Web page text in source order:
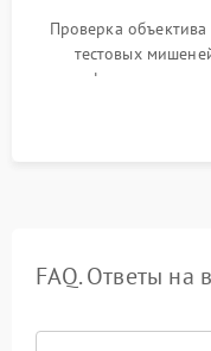
Проверка
тестовых
автофокуса и
диафрагмы на
FAQ. Ответы на